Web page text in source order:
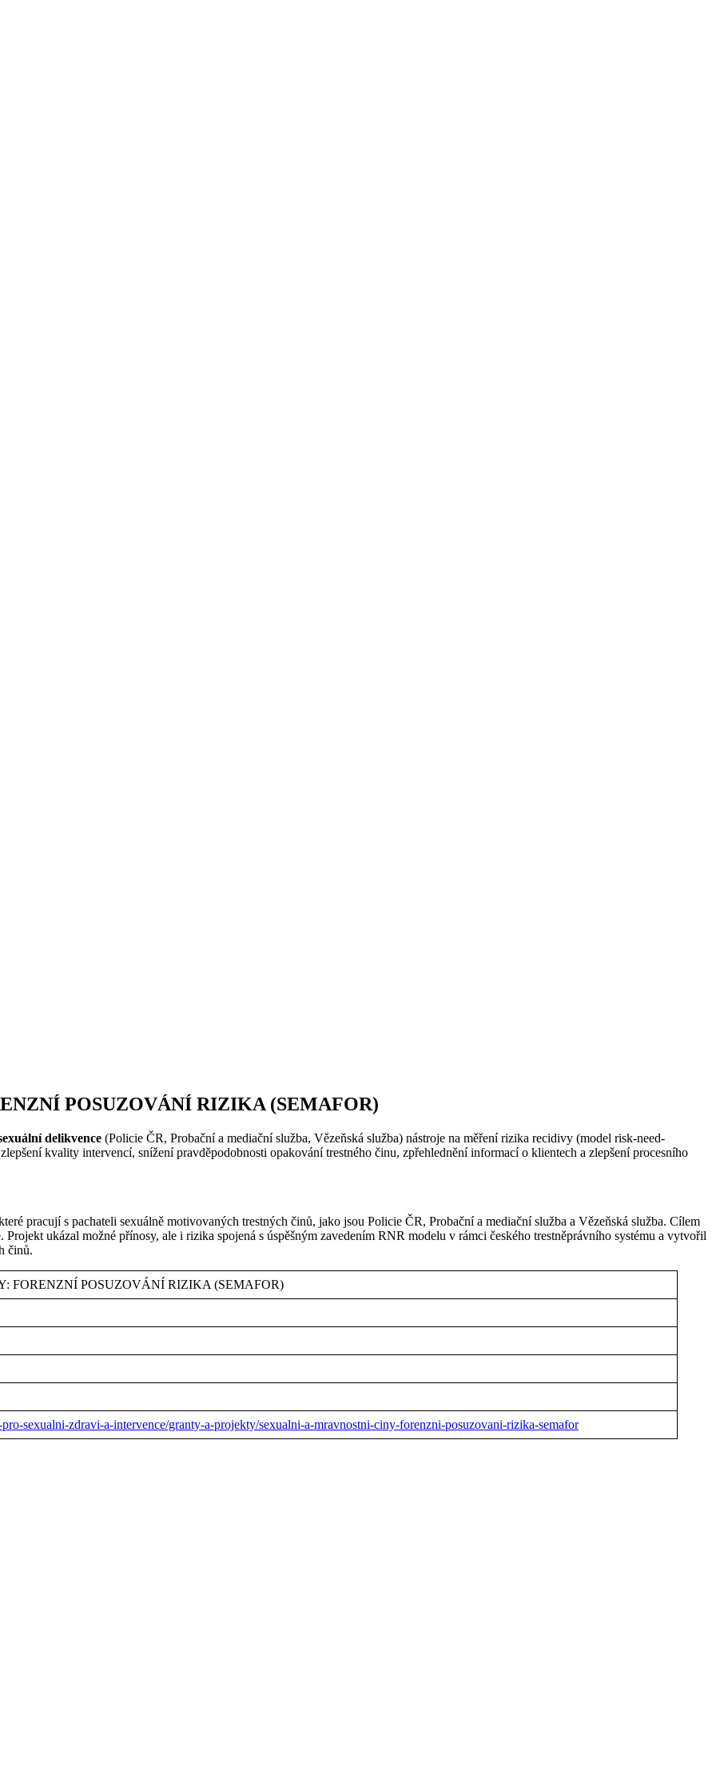
POSUZOVÁNÍ RIZIKA (SEMAFOR)
delikvence (Policie ČR, Probační a mediační služba, Vězeňská služba) nástroje na měření rizika recidivy (model risk-need-
kvality intervencí, snížení pravděpodobnosti opakování trestného činu, zpřehlednění informací o klientech a zlepšení procesního
pracují s pachateli sexuálně motivovaných trestných činů, jako jsou Policie ČR, Probační a mediační služba a Vězeňská služba. Cílem
ukázal možné přínosy, ale i rizika spojená s úspěšným zavedením RNR modelu v rámci českého trestněprávního systému a vytvořil
činů.
FORENZNÍ POSUZOVÁNÍ RIZIKA (SEMAFOR)
sexualni-zdravi-a-intervence/granty-a-projekty/sexualni-a-mravnostni-ciny-forenzni-posuzovani-rizika-semafor